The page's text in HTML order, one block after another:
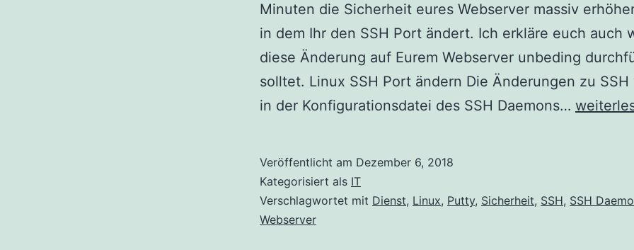
Minuten die Sicherheit eures Webserver massiv
in dem Ihr den SSH Port ändert. Ich erkläre euch auch
diese Änderung auf Eurem Webserver unbeding
solltet. Linux SSH Port ändern Die Änderungen zu
in der Konfigurationsdatei des SSH Daemons… Linux
Veröffentlicht am Dezember 6, 2018
Kategorisiert als IT
Verschlagwortet mit Dienst, Linux, Putty, Sicherheit, SSH, SSH
Webserver